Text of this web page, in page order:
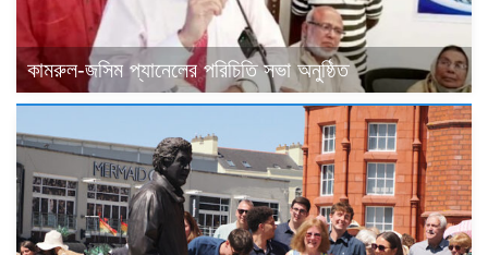
কামরুল-জসিম প্যানেলের পরিচিতি সভা অনুষ্ঠিত